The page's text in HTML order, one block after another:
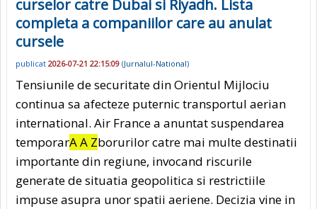
curselor catre Dubai si Riyadh. Lista
completa a companiilor care au anulat
cursele
publicat 2026-07-21 22:15:09 (Jurnalul-National)
Tensiunile de securitate din Orientul Mijlociu
continua sa afecteze puternic transportul aerian
international. Air France a anuntat suspendarea
temporarA A Zborurilor catre mai multe destinatii
importante din regiune, invocand riscurile
generate de situatia geopolitica si restrictiile
impuse asupra unor spatii aeriene. Decizia vine in